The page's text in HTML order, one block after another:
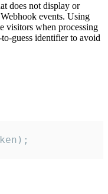
does not display or
events. Using
visitors when processing
guess identifier to avoid